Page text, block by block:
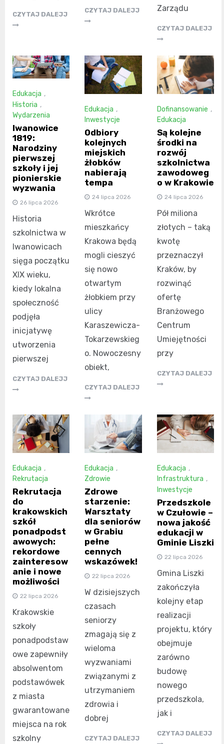
CZYTAJ DALEJJ
CZYTAJ DALEJJ
Zarządu
CZYTAJ DALEJJ
Edukacja ,
Historia ,
Wydarzenia
Iwanowice
1819:
Narodziny
pierwszej
szkoły i jej
pionierskie
wyzwania
26 lipca 2026
Historia
szkolnictwa w
Iwanowicach
sięga początku
XIX wieku,
kiedy lokalna
społeczność
podjęła
inicjatywę
utworzenia
pierwszej
CZYTAJ DALEJJ
Edukacja ,
Inwestycje
Odbiory
kolejnych
miejskich
żłobków
nabierają
tempa
24 lipca 2026
Wkrótce
mieszkańcy
Krakowa będą
mogli cieszyć
się nowo
otwartym
żłobkiem przy
ulicy
Karaszewicza-
Tokarzewskieg
o. Nowoczesny
obiekt,
CZYTAJ DALEJJ
Dofinansowanie ,
Edukacja
Są kolejne
środki na
rozwój
szkolnictwa
zawodoweg
o w Krakowie
24 lipca 2026
Pół miliona
złotych – taką
kwotę
przeznaczył
Kraków, by
rozwinąć
ofertę
Branżowego
Centrum
Umiejętności
przy
CZYTAJ DALEJJ
Edukacja ,
Rekrutacja
Rekrutacja
do
krakowskich
szkół
ponadpodst
awowych:
rekordowe
zainteresow
anie i nowe
możliwości
22 lipca 2026
Krakowskie
szkoły
ponadpodstaw
owe zapewniły
absolwentom
podstawówek
z miasta
gwarantowane
miejsca na rok
szkolny
Edukacja ,
Zdrowie
Zdrowe
starzenie:
Warsztaty
dla seniorów
w Grabiu
pełne
cennych
wskazówek!
22 lipca 2026
W dzisiejszych
czasach
seniorzy
zmagają się z
wieloma
wyzwaniami
związanymi z
utrzymaniem
zdrowia i
dobrej
CZYTAJ DALEJJ
Edukacja ,
Infrastruktura ,
Inwestycje
Przedszkole
w Czułowie –
nowa jakość
edukacji w
Gminie Liszki
22 lipca 2026
Gmina Liszki
zakończyła
kolejny etap
realizacji
projektu, który
obejmuje
zarówno
budowę
nowego
przedszkola,
jak i
CZYTAJ DALEJJ